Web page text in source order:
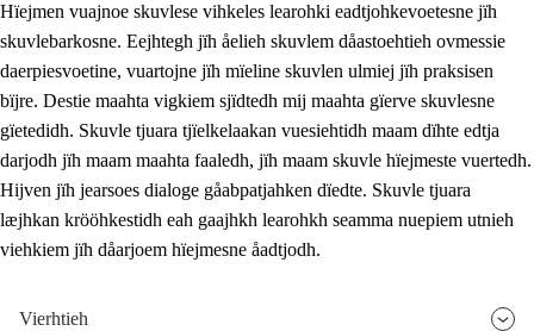
3.3 Gåetie jïh skuvle laavenjostoeh
3.4 Lïerehtimmie learoesïeltesne jïh barkoejielemisnie
3.5 Profesjonsektievoete jïh skuvleevtiedimmie
Hïejmen vuajnoe skuvlese vihkeles learohki eadtjohkevoetesne jïh
skuvlebarkosne. Eejhtegh jïh åelieh skuvlem dåastoehtieh ovmessie
daerpiesvoetine, vuartojne jïh mïeline skuvlen ulmiej jïh praksisen
bïjre. Destie maahta vigkiem sjïdtedh mij maahta gïerve skuvlesne
gïetedidh. Skuvle tjuara tjïelkelaakan vuesiehtidh maam dïhte edtja
darjodh jïh maam maahta faaledh, jïh maam skuvle hïejmeste vuertedh.
Hijven jïh jearsoes dialoge gåabpatjahken dïedte. Skuvle tjuara
læjhkan krööhkestidh eah gaajhkh learohkh seamma nuepiem utnieh
viehkiem jïh dåarjoem hïejmesne åadtjodh.
Vierhtieh